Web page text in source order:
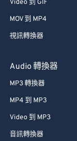
Video 到 GIF
MOV 到 MP4
視訊轉換器
Audio 轉換器
MP3 轉換器
MP4 到 MP3
Video 到 MP3
音訊轉換器